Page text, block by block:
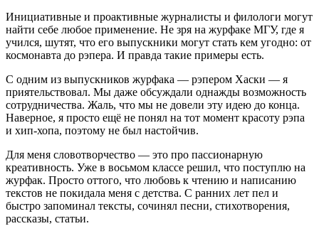
Инициативные и проактивные журналисты и филологи могут
найти себе любое применение. Не зря на журфаке МГУ, где я
учился, шутят, что его выпускники могут стать кем угодно: от
космонавта до рэпера. И правда такие примеры есть.
С одним из выпускников журфака — рэпером Хаски — я
приятельствовал. Мы даже обсуждали однажды возможность
сотрудничества. Жаль, что мы не довели эту идею до конца.
Наверное, я просто ещё не понял на тот момент красоту рэпа
и хип-хопа, поэтому не был настойчив.
Для меня словотворчество — это про пассионарную
креативность. Уже в восьмом классе решил, что поступлю на
журфак. Просто оттого, что любовь к чтению и написанию
текстов не покидала меня с детства. С ранних лет пел и
быстро запоминал тексты, сочинял песни, стихотворения,
рассказы, статьи.